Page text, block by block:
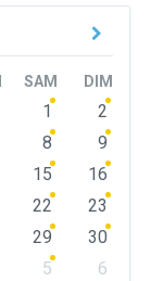
SAM DIM
1
2
8
9
15
16
22
23
29
30
5
6